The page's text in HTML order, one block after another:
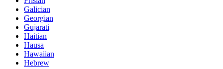
Galician
Georgian
Gujarati
Haitian
Hausa
Hawaiian
Hebrew